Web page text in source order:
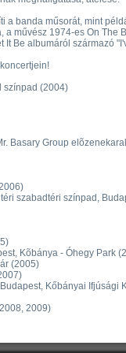
a banda műsorát, mint
a művész 1974-es On The
It Be albumáról származó
színpad (2004)
Basary Group
szabadtéri színpad,
Kõbánya - Óhegy Park
(2005)
Kőbányai Ifjúsági
2009)